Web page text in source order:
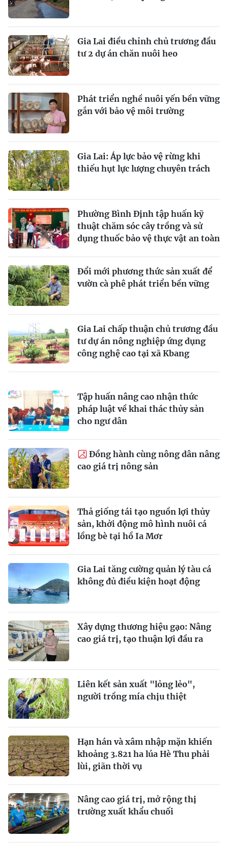
Gia Lai điều chỉnh chủ trương đầu
tư 2 dự án chăn nuôi heo
Phát triển nghề nuôi yến bền vững
gắn với bảo vệ môi trường
Gia Lai: Áp lực bảo vệ rừng khi
thiếu hụt lực lượng chuyên trách
Phường Bình Định tập huấn kỹ
thuật chăm sóc cây trồng và sử
dụng thuốc bảo vệ thực vật an toàn
Đổi mới phương thức sản xuất để
vườn cà phê phát triển bền vững
Gia Lai chấp thuận chủ trương đầu
tư dự án nông nghiệp ứng dụng
công nghệ cao tại xã Kbang
Tập huấn nâng cao nhận thức
pháp luật về khai thác thủy sản
cho ngư dân
Ðồng hành cùng nông dân nâng
cao giá trị nông sản
Thả giống tái tạo nguồn lợi thủy
sản, khởi động mô hình nuôi cá
lồng bè tại hồ Ia Mơr
Gia Lai tăng cường quản lý tàu cá
không đủ điều kiện hoạt động
Xây dựng thương hiệu gạo: Nâng
cao giá trị, tạo thuận lợi đầu ra
Liên kết sản xuất "lỏng lẻo",
người trồng mía chịu thiệt
Hạn hán và xâm nhập mặn khiến
khoảng 3.821 ha lúa Hè Thu phải
lùi, giãn thời vụ
Nâng cao giá trị, mở rộng thị
trường xuất khẩu chuối